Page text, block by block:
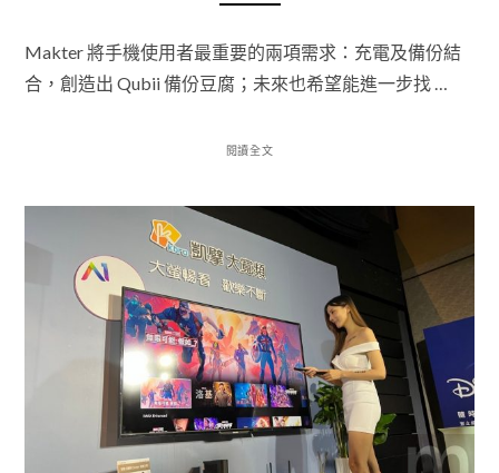
Makter 將手機使用者最重要的兩項需求：充電及備份結
合，創造出 Qubii 備份豆腐；未來也希望能進一步找 …
閱讀全文